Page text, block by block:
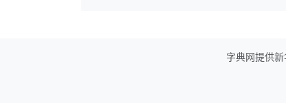
字典网提供